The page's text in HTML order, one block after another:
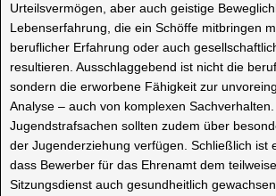
Urteilsvermögen, aber auch geistige
Lebenserfahrung, die ein Schöffe mitbringen
beruflicher Erfahrung oder auch
resultieren. Ausschlaggebend ist nicht die
sondern die erworbene Fähigkeit zur
Analyse – auch von komplexen
Jugendstrafsachen sollten zudem über
der Jugenderziehung verfügen. Schließlich ist
dass Bewerber für das Ehrenamt dem
Sitzungsdienst auch gesundheitlich